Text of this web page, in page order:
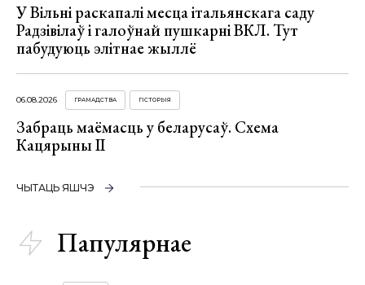
У Вільні раскапалі месца італьянскага саду
Радзівілаў і галоўнай пушкарні ВКЛ. Тут
пабудуюць элітнае жыллё
06.08.2026 ГРАМАДСТВА ГІСТОРЫЯ
Забраць маёмасць у беларусаў. Схема
Кацярыны ІІ
ЧЫТАЦЬ ЯШЧЭ
Папулярнае